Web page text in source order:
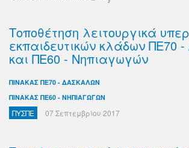
Τοποθέτηση λειτουργικά
εκπαιδευτικών κλάδων ΠΕ70
και ΠΕ60 - Νηπιαγωγών
ΠΙΝΑΚΑΣ ΠΕ70 - ΔΑΣΚΑΛΩΝ
ΠΙΝΑΚΑΣ ΠΕ60 - ΝΗΠΙΑΓΩΓΩΝ
ΠΥΣΠΕ 07 Σεπτεμβρίου 2017